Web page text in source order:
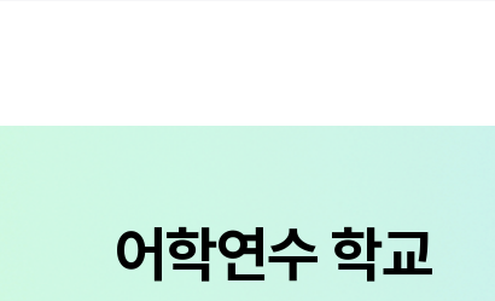
어학연수 학교